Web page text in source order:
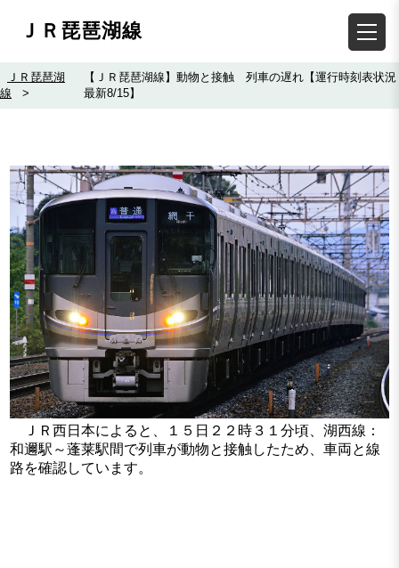
ＪＲ琵琶湖線
ＪＲ琵琶湖
線
>
【ＪＲ琵琶湖線】動物と接触 列車の遅れ【運行時刻表状況
最新8/15】
ＪＲ西日本によると、１５日２２時３１分頃、湖西線：
和邇駅～蓬莱駅間で列車が動物と接触したため、車両と線
路を確認しています。